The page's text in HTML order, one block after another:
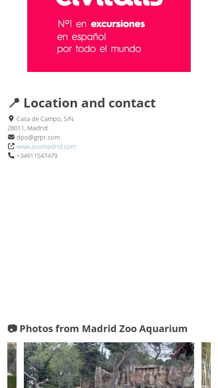
📍 Location and contact
Casa de Campo, S/N
28011, Madrid
dpo@grpr.com
www.zoomadrid.com
+34911547479
📷 Photos from Madrid Zoo Aquarium